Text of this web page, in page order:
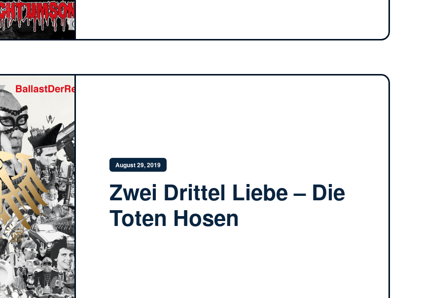
August 29, 2019
Zwei Drittel Liebe – Die
Toten Hosen